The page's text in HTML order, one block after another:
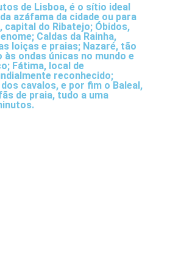
de Lisboa, é o sítio ideal
azáfama da cidade ou para
do Ribatejo; Óbidos,
Caldas da Rainha,
loiças e praias; Nazaré, tão
às ondas únicas no mundo e
Fátima, local de
reconhecido;
cavalos, e por fim o Baleal,
de praia, tudo a uma